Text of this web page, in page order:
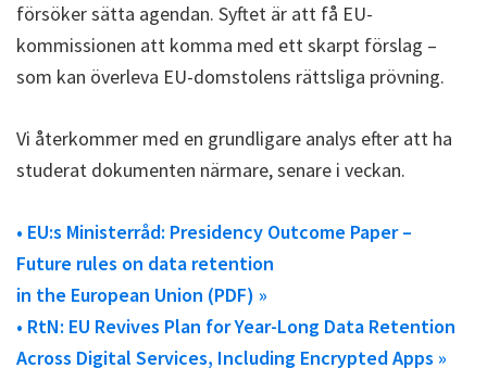
försöker sätta agendan. Syftet är att få EU-
kommissionen att komma med ett skarpt förslag –
som kan överleva EU-domstolens rättsliga prövning.
Vi återkommer med en grundligare analys efter att ha
studerat dokumenten närmare, senare i veckan.
• EU:s Ministerråd: Presidency Outcome Paper –
Future rules on data retention
in the European Union (PDF) »
• RtN: EU Revives Plan for Year-Long Data Retention
Across Digital Services, Including Encrypted Apps »